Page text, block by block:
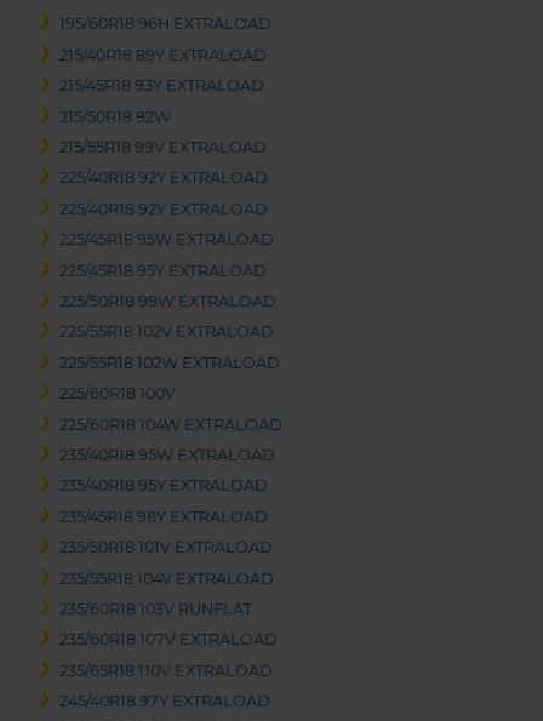
195/60R18 96H EXTRALOAD
215/40R18 89Y EXTRALOAD
215/45R18 93Y EXTRALOAD
215/50R18 92W
215/55R18 99V EXTRALOAD
225/40R18 92Y EXTRALOAD
225/40R18 92Y EXTRALOAD
225/45R18 95W EXTRALOAD
225/45R18 95Y EXTRALOAD
225/50R18 99W EXTRALOAD
225/55R18 102V EXTRALOAD
225/55R18 102W EXTRALOAD
225/60R18 100V
225/60R18 104W EXTRALOAD
235/40R18 95W EXTRALOAD
235/40R18 95Y EXTRALOAD
235/45R18 98Y EXTRALOAD
235/50R18 101V EXTRALOAD
235/55R18 104V EXTRALOAD
235/60R18 103V RUNFLAT
235/60R18 107V EXTRALOAD
235/65R18 110V EXTRALOAD
245/40R18 97Y EXTRALOAD